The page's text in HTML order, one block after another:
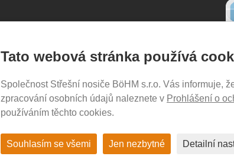
Tato webová stránka používá
Společnost Střešní nosiče BöHM s.r.o. Vás informuje,
zpracování osobních údajů naleznete v Prohlášení o
používáním těchto cookies.
Souhlasím se všemi Jen nezbytné Detailní
VŠE O NÁKUPU
Garance nákupu
Časté dotazy (FAQ)
Prodejny
NOSICE-EXPERT.CZ
Ochrana soukromí
Cookies nastavení